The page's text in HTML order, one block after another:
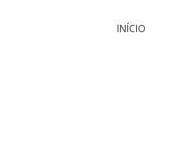
INÍCIO